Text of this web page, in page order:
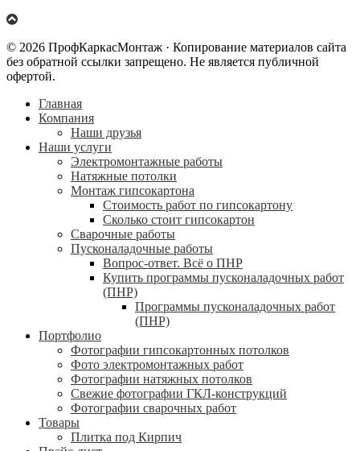
© 2026 ПрофКаркасМонтаж · Копирование материалов сайта
без обратной ссылки запрещено. Не является публичной
офертой.
Главная
Компания
Наши друзья
Наши услуги
Электромонтажные работы
Натяжные потолки
Монтаж гипсокартона
Стоимость работ по гипсокартону
Сколько стоит гипсокартон
Сварочные работы
Пусконаладочные работы
Вопрос-ответ. Всё о ПНР
Купить программы пусконаладочных работ
(ПНР)
Программы пусконаладочных работ
(ПНР)
Портфолио
Фотографии гипсокартонных потолков
Фото электромонтажных работ
Фотографии натяжных потолков
Свежие фотографии ГКЛ-конструкций
Фотографии сварочных работ
Товары
Плитка под Кирпич